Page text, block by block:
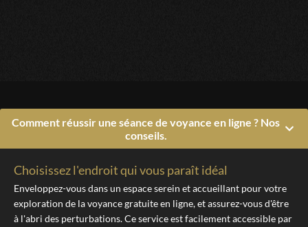
Comment réussir une séance de voyance en ligne ? Nos
conseils.
Choisissez l'endroit qui vous paraît idéal
Enveloppez-vous dans un espace serein et accueillant pour votre
exploration de la voyance gratuite en ligne, et assurez-vous d'être
à l'abri des perturbations. Ce service est facilement accessible par